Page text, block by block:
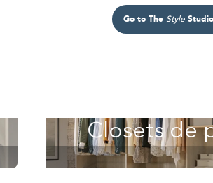
Go to The StyleStudio
Closets de